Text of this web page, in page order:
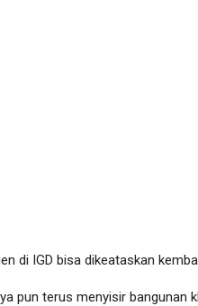
di IGD bisa dikeataskan
pun terus menyisir